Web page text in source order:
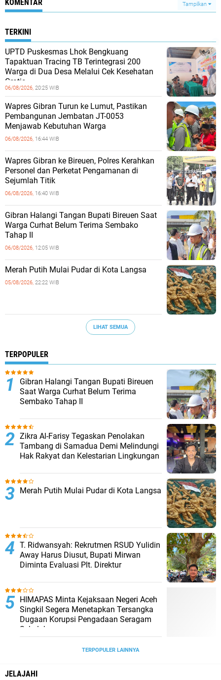
KOMENTAR Tampilkan
TERKINI
UPTD Puskesmas Lhok Bengkuang
Tapaktuan ‎Tracing TB Terintegrasi 200
Warga di Dua Desa Melalui Cek Kesehatan
Gratis
06/08/2026, 20:25 WIB
Wapres Gibran Turun ke Lumut, Pastikan
Pembangunan Jembatan JT-0053
Menjawab Kebutuhan Warga
06/08/2026, 16:44 WIB
Wapres Gibran ke Bireuen, Polres Kerahkan
Personel dan Perketat Pengamanan di
Sejumlah Titik
06/08/2026, 16:40 WIB
Gibran Halangi Tangan Bupati Bireuen Saat
Warga Curhat Belum Terima Sembako
Tahap II
06/08/2026, 12:05 WIB
Merah Putih Mulai Pudar di Kota Langsa
05/08/2026, 22:22 WIB
LIHAT SEMUA
TERPOPULER
Gibran Halangi Tangan Bupati Bireuen
Saat Warga Curhat Belum Terima
Sembako Tahap II
Zikra Al-Farisy Tegaskan Penolakan
Tambang di Samadua Demi Melindungi
Hak Rakyat dan Kelestarian Lingkungan
Merah Putih Mulai Pudar di Kota Langsa
T. Ridwansyah: Rekrutmen RSUD Yulidin
Away Harus Diusut, Bupati Mirwan
Diminta Evaluasi Plt. Direktur
HIMAPAS Minta Kejaksaan Negeri Aceh
Singkil Segera Menetapkan Tersangka
Dugaan Korupsi Pengadaan Seragam
Sekolah
TERPOPULER LAINNYA
JELAJAHI